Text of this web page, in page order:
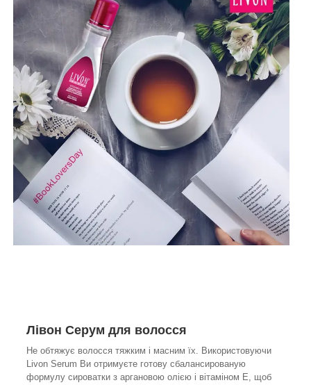
Лівон Серум для волосся
Не обтяжує волосся тяжким і масним їх. Використовуючи
Livon Serum Ви отримуєте готову сбалансированую
формулу сироватки з аргановою олією і вітаміном Е, щоб